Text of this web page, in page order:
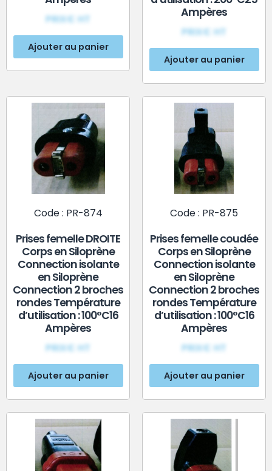
PRIX€ HT
Ajouter au panier
Ampères
PRIX€ HT
Ajouter au panier
Code : PR-874
Prises femelle DROITE
Corps en Siloprène
Connection isolante
en Siloprène
Connection 2 broches
rondes Température
d’utilisation : 100°C16
Ampères
PRIX€ HT
Ajouter au panier
Code : PR-875
Prises femelle coudée
Corps en Siloprène
Connection isolante
en Siloprène
Connection 2 broches
rondes Température
d’utilisation : 100°C16
Ampères
PRIX€ HT
Ajouter au panier